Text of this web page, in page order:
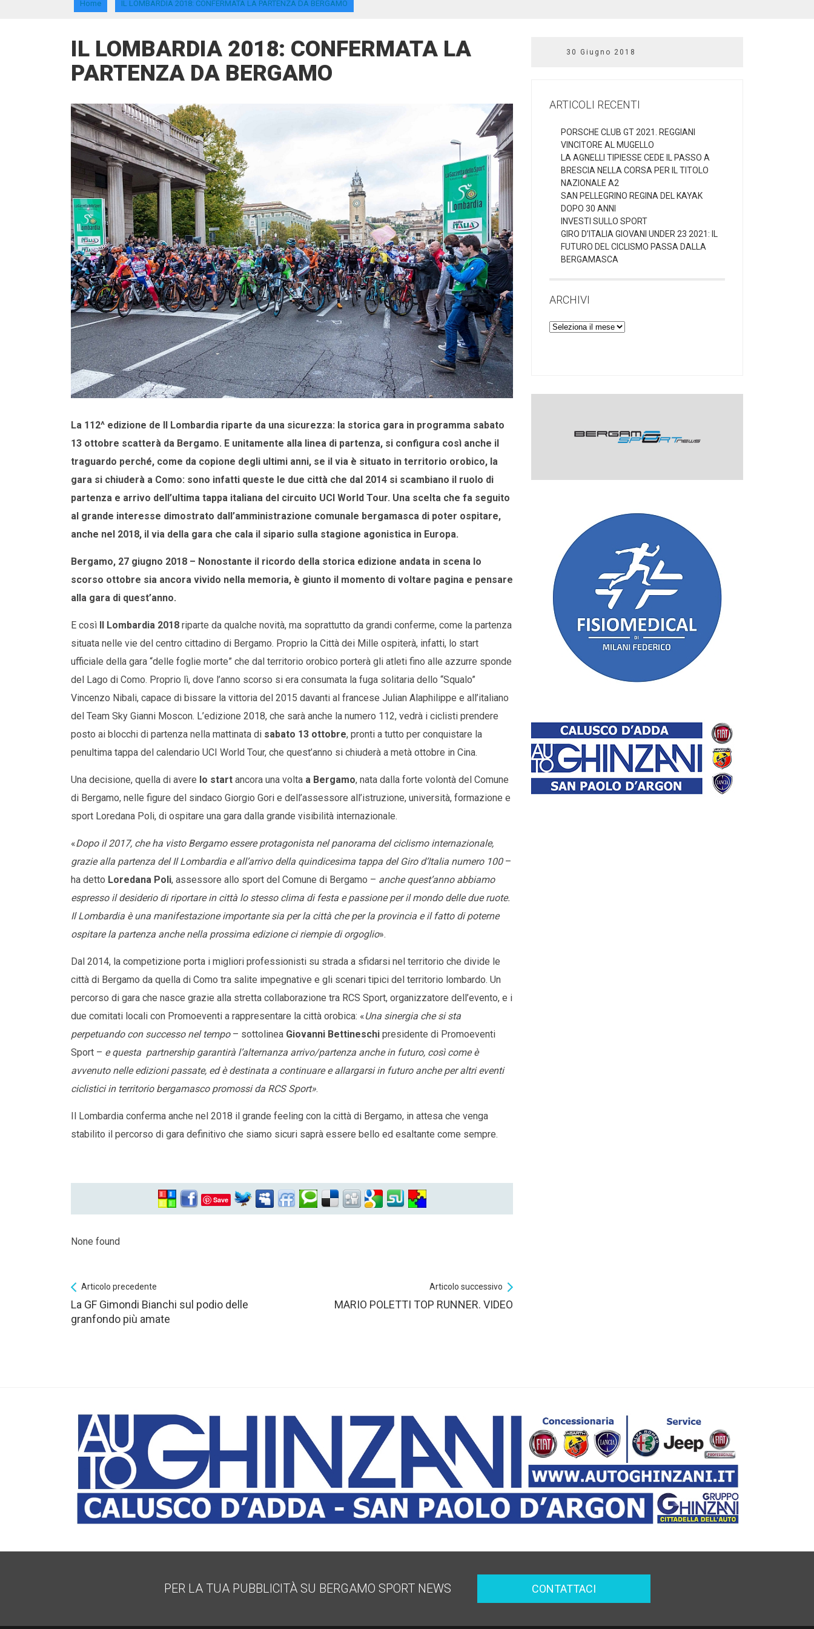
Home IL LOMBARDIA 2018: CONFERMATA LA PARTENZA DA BERGAMO
IL LOMBARDIA 2018: CONFERMATA LA
PARTENZA DA BERGAMO
La 112^ edizione de Il Lombardia riparte da una sicurezza: la storica gara in programma sabato
13 ottobre scatterà da Bergamo. E unitamente alla linea di partenza, si configura così anche il
traguardo perché, come da copione degli ultimi anni, se il via è situato in territorio orobico, la
gara si chiuderà a Como: sono infatti queste le due città che dal 2014 si scambiano il ruolo di
partenza e arrivo dell’ultima tappa italiana del circuito UCI World Tour. Una scelta che fa seguito
al grande interesse dimostrato dall’amministrazione comunale bergamasca di poter ospitare,
anche nel 2018, il via della gara che cala il sipario sulla stagione agonistica in Europa.
Bergamo, 27 giugno 2018 – Nonostante il ricordo della storica edizione andata in scena lo
scorso ottobre sia ancora vivido nella memoria, è giunto il momento di voltare pagina e pensare
alla gara di quest’anno.
E così Il Lombardia 2018 riparte da qualche novità, ma soprattutto da grandi conferme, come la partenza
situata nelle vie del centro cittadino di Bergamo. Proprio la Città dei Mille ospiterà, infatti, lo start
ufficiale della gara “delle foglie morte” che dal territorio orobico porterà gli atleti fino alle azzurre sponde
del Lago di Como. Proprio lì, dove l’anno scorso si era consumata la fuga solitaria dello “Squalo”
Vincenzo Nibali, capace di bissare la vittoria del 2015 davanti al francese Julian Alaphilippe e all’italiano
del Team Sky Gianni Moscon. L’edizione 2018, che sarà anche la numero 112, vedrà i ciclisti prendere
posto ai blocchi di partenza nella mattinata di sabato 13 ottobre, pronti a tutto per conquistare la
penultima tappa del calendario UCI World Tour, che quest’anno si chiuderà a metà ottobre in Cina.
Una decisione, quella di avere lo start ancora una volta a Bergamo, nata dalla forte volontà del Comune
di Bergamo, nelle figure del sindaco Giorgio Gori e dell’assessore all’istruzione, università, formazione e
sport Loredana Poli, di ospitare una gara dalla grande visibilità internazionale.
«Dopo il 2017, che ha visto Bergamo essere protagonista nel panorama del ciclismo internazionale,
grazie alla partenza del Il Lombardia e all’arrivo della quindicesima tappa del Giro d’Italia numero 100–
ha detto Loredana Poli, assessore allo sport del Comune di Bergamo – anche quest’anno abbiamo
espresso il desiderio di riportare in città lo stesso clima di festa e passione per il mondo delle due ruote.
Il Lombardia è una manifestazione importante sia per la città che per la provincia e il fatto di poterne
ospitare la partenza anche nella prossima edizione ci riempie di orgoglio».
Dal 2014, la competizione porta i migliori professionisti su strada a sfidarsi nel territorio che divide le
città di Bergamo da quella di Como tra salite impegnative e gli scenari tipici del territorio lombardo. Un
percorso di gara che nasce grazie alla stretta collaborazione tra RCS Sport, organizzatore dell’evento, e i
due comitati locali con Promoeventi a rappresentare la città orobica: «Una sinergia che si sta
perpetuando con successo nel tempo– sottolinea Giovanni Bettineschi presidente di Promoeventi
Sport – e questa partnership garantirà l’alternanza arrivo/partenza anche in futuro, così come è
avvenuto nelle edizioni passate, ed è destinata a continuare e allargarsi in futuro anche per altri eventi
ciclistici in territorio bergamasco promossi da RCS Sport».
Il Lombardia conferma anche nel 2018 il grande feeling con la città di Bergamo, in attesa che venga
stabilito il percorso di gara definitivo che siamo sicuri saprà essere bello ed esaltante come sempre.
Save
None found
Articolo precedente
La GF Gimondi Bianchi sul podio delle
granfondo più amate
Articolo successivo
MARIO POLETTI TOP RUNNER. VIDEO
30 Giugno 2018
ARTICOLI RECENTI
PORSCHE CLUB GT 2021. REGGIANI
VINCITORE AL MUGELLO
LA AGNELLI TIPIESSE CEDE IL PASSO A
BRESCIA NELLA CORSA PER IL TITOLO
NAZIONALE A2
SAN PELLEGRINO REGINA DEL KAYAK
DOPO 30 ANNI
INVESTI SULLO SPORT
GIRO D’ITALIA GIOVANI UNDER 23 2021: IL
FUTURO DEL CICLISMO PASSA DALLA
BERGAMASCA
ARCHIVI
Archivi
PER LA TUA PUBBLICITÀ SU BERGAMO SPORT NEWS CONTATTACI